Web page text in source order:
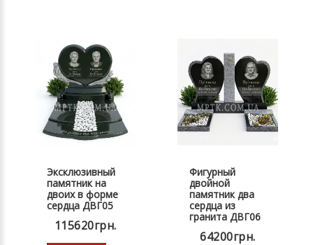
Эксклюзивный
памятник на
двоих в форме
сердца ДВГ05
115620грн.
Фигурный
двойной
памятник два
сердца из
гранита ДВГ06
64200грн.